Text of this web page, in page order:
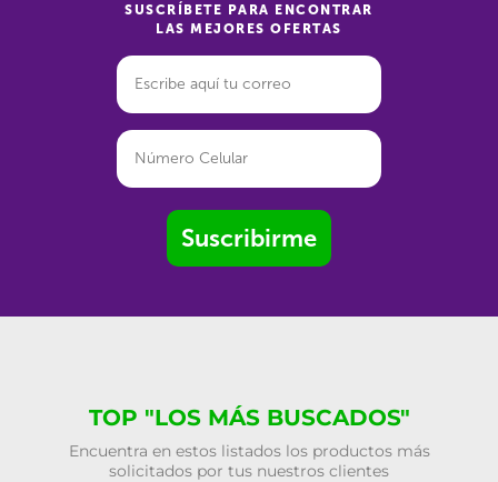
SUSCRÍBETE PARA ENCONTRAR
LAS MEJORES OFERTAS
Suscribirme
TOP "LOS MÁS BUSCADOS"
Encuentra en estos listados los productos más
solicitados por tus nuestros clientes